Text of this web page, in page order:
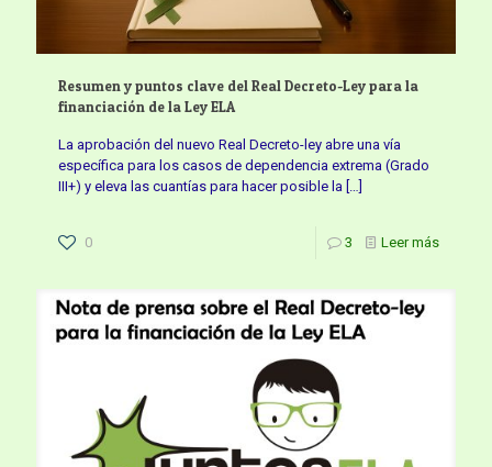
Resumen y puntos clave del Real Decreto-Ley para la
financiación de la Ley ELA
La aprobación del nuevo Real Decreto-ley abre una vía
específica para los casos de dependencia extrema (Grado
III+) y eleva las cuantías para hacer posible la
0 3 Leer más